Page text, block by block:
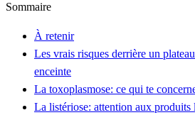
Sommaire
À retenir
Les vrais risques derrière un
enceinte
La toxoplasmose: ce qui te
La listériose: attention aux produits